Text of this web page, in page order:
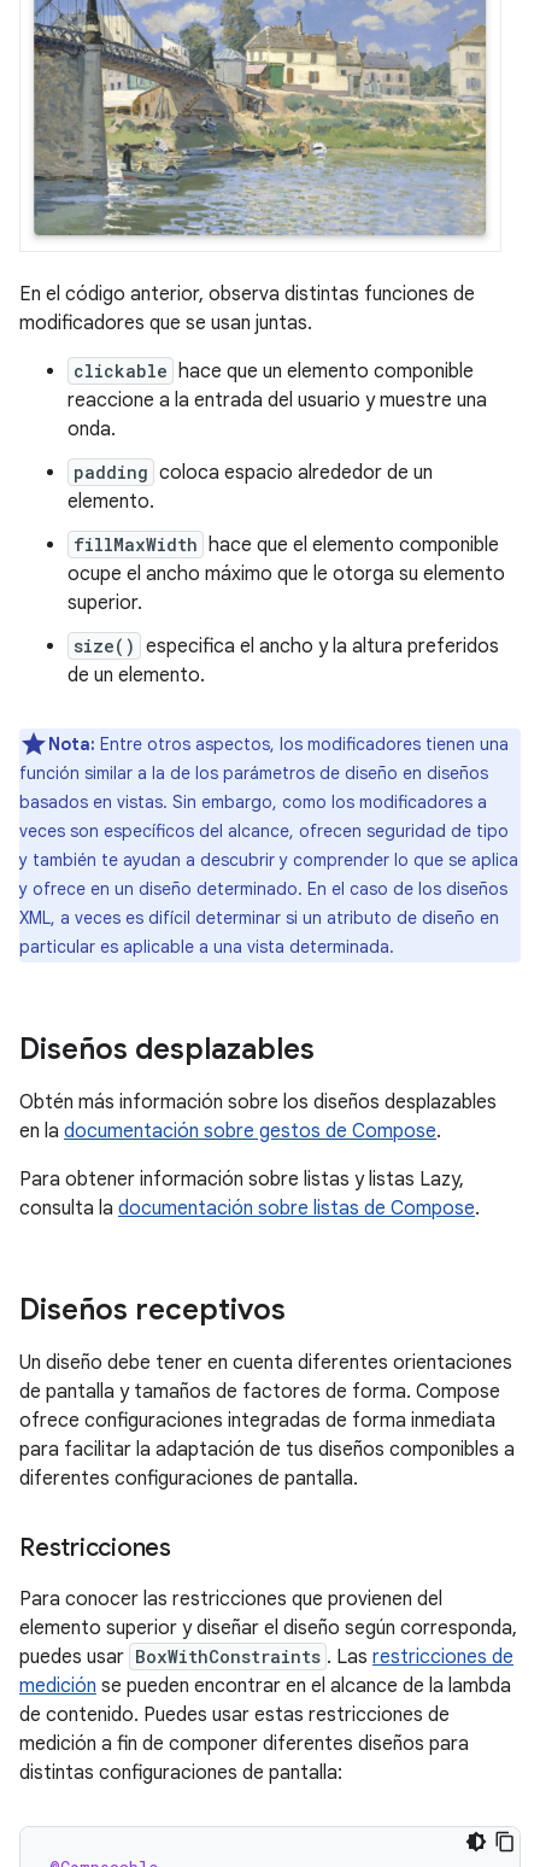
En el código anterior, observa distintas funciones de
modificadores que se usan juntas.
clickable hace que un elemento componible
reaccione a la entrada del usuario y muestre una
onda.
padding coloca espacio alrededor de un
elemento.
fillMaxWidth hace que el elemento componible
ocupe el ancho máximo que le otorga su elemento
superior.
size() especifica el ancho y la altura preferidos
de un elemento.
Nota: Entre otros aspectos, los modificadores tienen una
función similar a la de los parámetros de diseño en diseños
basados en vistas. Sin embargo, como los modificadores a
veces son específicos del alcance, ofrecen seguridad de tipo
y también te ayudan a descubrir y comprender lo que se aplica
y ofrece en un diseño determinado. En el caso de los diseños
XML, a veces es difícil determinar si un atributo de diseño en
particular es aplicable a una vista determinada.
Diseños desplazables
Obtén más información sobre los diseños desplazables
en la documentación sobre gestos de Compose.
Para obtener información sobre listas y listas Lazy,
consulta la documentación sobre listas de Compose.
Diseños receptivos
Un diseño debe tener en cuenta diferentes orientaciones
de pantalla y tamaños de factores de forma. Compose
ofrece configuraciones integradas de forma inmediata
para facilitar la adaptación de tus diseños componibles a
diferentes configuraciones de pantalla.
Restricciones
Para conocer las restricciones que provienen del
elemento superior y diseñar el diseño según corresponda,
puedes usar BoxWithConstraints . Las restricciones de
medición se pueden encontrar en el alcance de la lambda
de contenido. Puedes usar estas restricciones de
medición a fin de componer diferentes diseños para
distintas configuraciones de pantalla: